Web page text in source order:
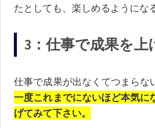
たとしても、楽しめるようにな
3：仕事で成果を上
仕事で成果が出なくてつまらな
一度これまでにないほど本気に
げてみて下さい。